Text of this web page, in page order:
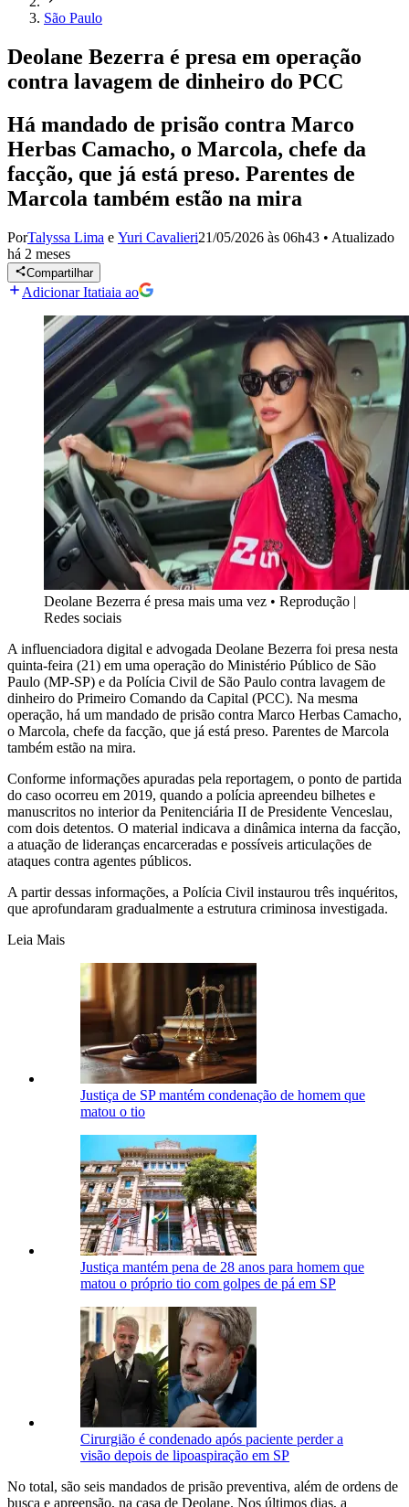
São Paulo
Deolane Bezerra é presa em operação
contra lavagem de dinheiro do PCC
Há mandado de prisão contra Marco
Herbas Camacho, o Marcola, chefe da
facção, que já está preso. Parentes de
Marcola também estão na mira
PorTalyssa Lima e Yuri Cavalieri21/05/2026 às 06h43 • Atualizado
há 2 meses
Compartilhar
Adicionar Itatiaia ao
Deolane Bezerra é presa mais uma vez • Reprodução |
Redes sociais
A influenciadora digital e advogada Deolane Bezerra foi presa nesta
quinta-feira (21) em uma operação do Ministério Público de São
Paulo (MP-SP) e da Polícia Civil de São Paulo contra lavagem de
dinheiro do Primeiro Comando da Capital (PCC). Na mesma
operação, há um mandado de prisão contra Marco Herbas Camacho,
o Marcola, chefe da facção, que já está preso. Parentes de Marcola
também estão na mira.
Conforme informações apuradas pela reportagem, o ponto de partida
do caso ocorreu em 2019, quando a polícia apreendeu bilhetes e
manuscritos no interior da Penitenciária II de Presidente Venceslau,
com dois detentos. O material indicava a dinâmica interna da facção,
a atuação de lideranças encarceradas e possíveis articulações de
ataques contra agentes públicos.
A partir dessas informações, a Polícia Civil instaurou três inquéritos,
que aprofundaram gradualmente a estrutura criminosa investigada.
Leia Mais
Justiça de SP mantém condenação de homem que
matou o tio
Justiça mantém pena de 28 anos para homem que
matou o próprio tio com golpes de pá em SP
Cirurgião é condenado após paciente perder a
visão depois de lipoaspiração em SP
No total, são seis mandados de prisão preventiva, além de ordens de
busca e apreensão, na casa de Deolane. Nos últimos dias, a